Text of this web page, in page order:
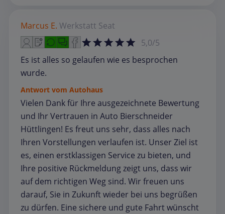
Marcus E. Werkstatt Seat
5,0/5
Es ist alles so gelaufen wie es besprochen
wurde.
Antwort vom Autohaus
Vielen Dank für Ihre ausgezeichnete Bewertung
und Ihr Vertrauen in Auto Bierschneider
Hüttlingen! Es freut uns sehr, dass alles nach
Ihren Vorstellungen verlaufen ist. Unser Ziel ist
es, einen erstklassigen Service zu bieten, und
Ihre positive Rückmeldung zeigt uns, dass wir
auf dem richtigen Weg sind. Wir freuen uns
darauf, Sie in Zukunft wieder bei uns begrüßen
zu dürfen. Eine sichere und gute Fahrt wünscht